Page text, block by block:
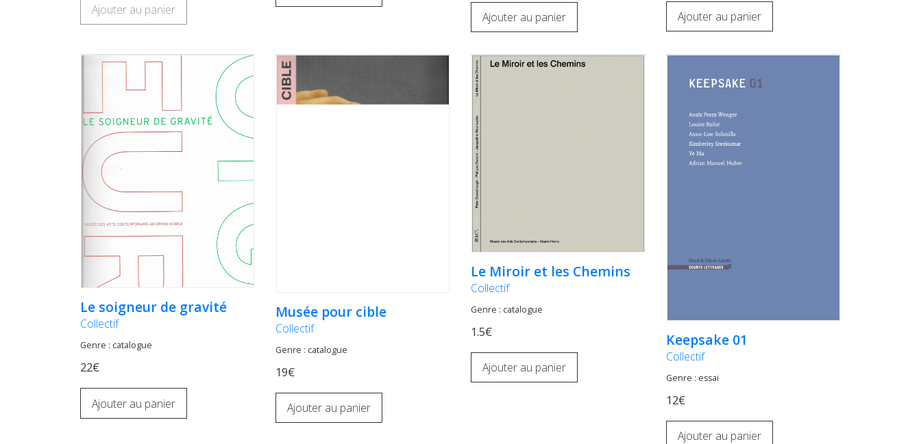
Ajouter au panier
Ajouter au panier Ajouter au panier
Le soigneur de gravité
Collectif
Genre : catalogue
22€
Ajouter au panier
Musée pour cible
Collectif
Genre : catalogue
19€
Ajouter au panier
Le Miroir et les Chemins
Collectif
Genre : catalogue
1.5€
Ajouter au panier
Keepsake 01
Collectif
Genre : essai
12€
Ajouter au panier